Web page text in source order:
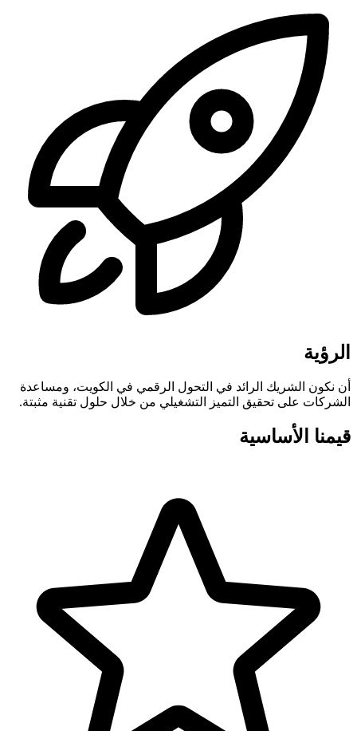
الرؤية
أن نكون الشريك الرائد في التحول الرقمي في الكويت، ومساعدة
الشركات على تحقيق التميز التشغيلي من خلال حلول تقنية مثبتة.
قيمنا الأساسية